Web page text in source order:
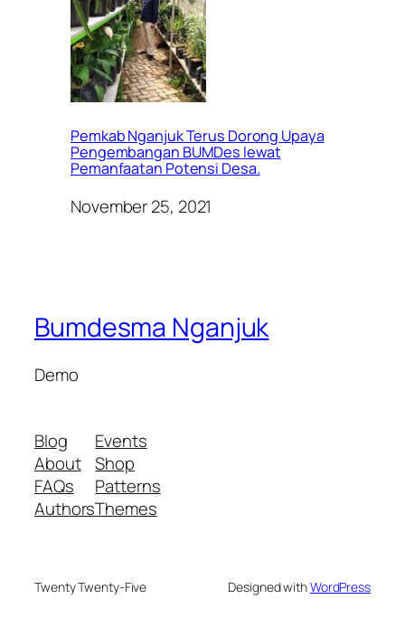
Pemkab Nganjuk Terus Dorong Upaya
Pengembangan BUMDes lewat
Pemanfaatan Potensi Desa.
November 25, 2021
Bumdesma Nganjuk
Demo
Blog
About
FAQs
Authors
Events
Shop
Patterns
Themes
Twenty Twenty-Five Designed withWordPress